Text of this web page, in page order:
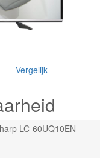
Vergelijk
LC-60UQ10EN